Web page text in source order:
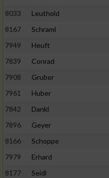
8033
Leuthold
8167
Schraml
7949
Heuft
7839
Conrad
7908
Gruber
7961
Huber
7842
Dankl
7896
Geyer
8166
Schoppe
7979
Erhard
8177
Seidl